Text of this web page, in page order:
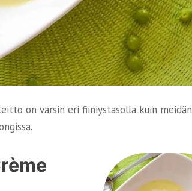
on varsin eri fiiniystasolla kuin meidän